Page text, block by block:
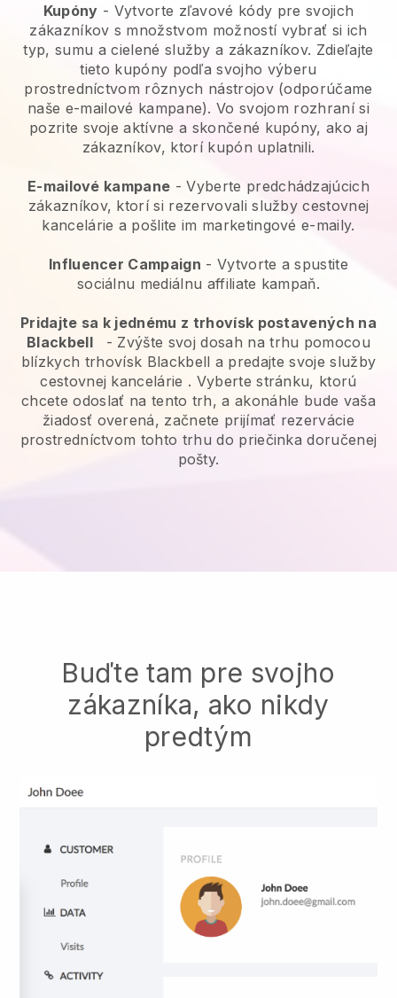
Kupóny - Vytvorte zľavové kódy pre svojich
zákazníkov s množstvom možností vybrať si ich
typ, sumu a cielené služby a zákazníkov. Zdieľajte
tieto kupóny podľa svojho výberu
prostredníctvom rôznych nástrojov (odporúčame
naše e-mailové kampane). Vo svojom rozhraní si
pozrite svoje aktívne a skončené kupóny, ako aj
zákazníkov, ktorí kupón uplatnili.
E-mailové kampane -Vyberte predchádzajúcich
zákazníkov, ktorí si rezervovali služby cestovnej
kancelárie a pošlite im marketingové e-maily.
Influencer Campaign - Vytvorte a spustite
sociálnu mediálnu affiliate kampaň.
Pridajte sa k jednému z trhovísk postavených na
Blackbell
- Zvýšte svoj dosah na trhu pomocou
blízkych trhovísk Blackbell a predajte svoje služby
cestovnej kancelárie . Vyberte stránku, ktorú
chcete odoslať na tento trh, a akonáhle bude vaša
žiadosť overená, začnete prijímať rezervácie
prostredníctvom tohto trhu do priečinka doručenej
pošty.
Buďte tam pre svojho
zákazníka, ako nikdy
predtým